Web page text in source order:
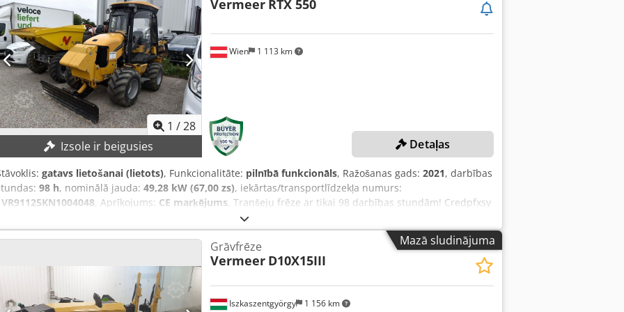
vibrācijas arklu. Credsy It Rlepfx Afhsf
1 /28
Izsole ir beigusies
Wien 1 113 km
Vermeer RTX 550
Detaļas
gatavs lietošanai (lietots), Funkcionalitāte: pilnībā funkcionāls, Ražošanas gads: 2021, darbības
98 h, nominālā jauda: 49,28 kW (67,00 zs), iekārtas/transportlīdzekļa numurs:
, Aprīkojums: CE marķējums, Tranšeju frēze ar tikai 98 darbības stundām! Credpfxsy
Htgqe Afhsf TEHNISKĀ INFORMĀCIJA Frēzes dziļums: 120 cm Frēzes platums: 15 cm IEKĀRTAS
Neto jauda: 50 kW Svars (atbilstoši identifikācijas plāksnei): 4 740 kg Traktors Traktora svars:
2 663 kg Traktora garums: 320 cm Traktora platums: 197 cm Augstums: 250 cm Maks. transportēšanas
ātrums: 10 km/h Frēzes strēle Transportēšanas garums: 207 cm Nobīdes diapazons: 61 cm Svars bez
frēzes ķēdes un strēles: 690 kg Deutz dīzeļdzinējs TD 2.9L Tier IV Final/Stage V Dzinēja jauda: 67 ZS Griezes
moments: 235 Nm Sistēmas spiediens: 350 bar Sūkņa jauda: 117 l/min Darbības stundas: 98 h
APRIKOJUMS Sāniski pārvietojams frēzes strēle Liels vadotnes rats Standarta SHARK - COMBO frēzes ķēde
Mazā sludinājuma
Iszkaszentgyörgy 1 156 km
Grāvfrēze
Vermeer D10X15III